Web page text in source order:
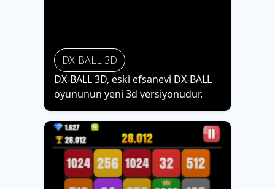
DX-BALL 3D
DX-BALL 3D, eski efsanevi DX-BALL
oyununun yeni 3d versiyonudur.